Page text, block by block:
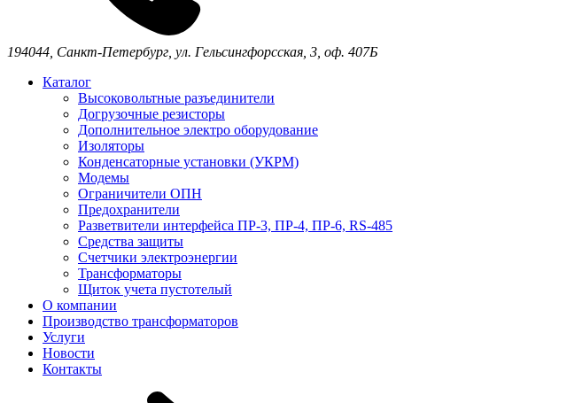
194044, Санкт-Петербург, ул. Гельсингфорсская, 3, оф. 407Б
Каталог
Высоковольтные разъединители
Догрузочные резисторы
Дополнительное электро оборудование
Изоляторы
Конденсаторные установки (УКРМ)
Модемы
Ограничители ОПН
Предохранители
Разветвители интерфейса ПР-3, ПР-4, ПР-6, RS-485
Средства защиты
Счетчики электроэнергии
Трансформаторы
Щиток учета пустотелый
О компании
Производство трансформаторов
Услуги
Новости
Контакты